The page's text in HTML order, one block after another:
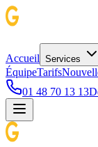
Accueil Services
ÉquipeTarifs
01 48 70 13 13